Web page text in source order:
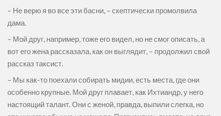
– Не верю я во все эти басни, – скептически промолвила
дама.
– Мой друг, например, тоже его видел, но не смог описать, а
вот его жена рассказала, как он выглядит, – продолжил свой
рассказ таксист.
– Мы как-то поехали собирать мидии, есть места, где они
особенно крупные. Мой друг плавает, как Ихтиандр, у него
настоящий талант. Они с женой, правда, выпили слегка, но